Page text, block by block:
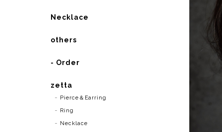
Necklace
others
- Order
zetta
Pierce＆Earring
Ring
Necklace